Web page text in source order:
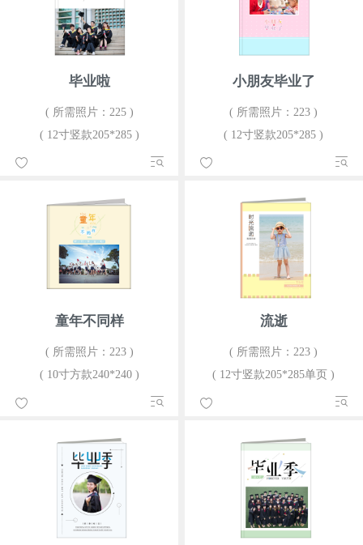
毕业啦
( 所需照片：225 )
( 12寸竖款205*285 )
小朋友毕业了
( 所需照片：223 )
( 12寸竖款205*285 )
童年不同样
( 所需照片：223 )
( 10寸方款240*240 )
流逝
( 所需照片：223 )
( 12寸竖款205*285单页 )